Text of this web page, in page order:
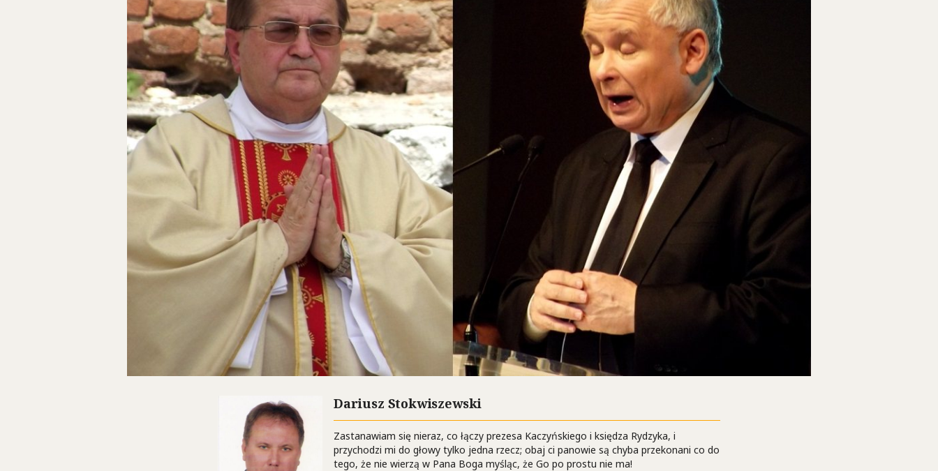
Dariusz Stokwiszewski
Zastanawiam się nieraz, co łączy prezesa Kaczyńskiego i księdza Rydzyka, i
przychodzi mi do głowy tylko jedna rzecz; obaj ci panowie są chyba przekonani co do
tego, że nie wierzą w Pana Boga myśląc, że Go po prostu nie ma!